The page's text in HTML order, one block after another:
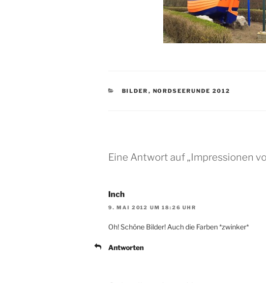
KATEGORIEN
BILDER , NORDSEERUNDE 2012
Eine Antwort auf „Impressionen
Inch
9. MAI 2012 UM 18:26 UHR
Oh! Schöne Bilder! Auch die Farben *zwinker*
Antworten